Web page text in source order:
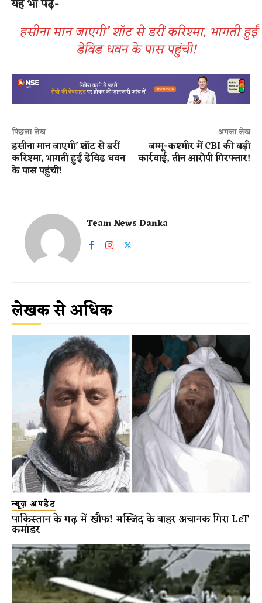
यह भी पढ़ें-
हसीना मान जाएगी’ शॉट से डरीं करिश्मा, भागती हुईं
डेविड धवन के पास पहुंची!
पिछला लेख
हसीना मान जाएगी’ शॉट से डरीं
करिश्मा, भागती हुईं डेविड धवन
के पास पहुंची!
अगला लेख
जम्मू-कश्मीर में CBI की बड़ी
कार्रवाई, तीन आरोपी गिरफ्तार!
Team News Danka
लेखक से अधिक
न्यूज़ अपडेट
पाकिस्तान के गढ़ में खौफ! मस्जिद के बाहर अचानक गिरा LeT
कमांडर